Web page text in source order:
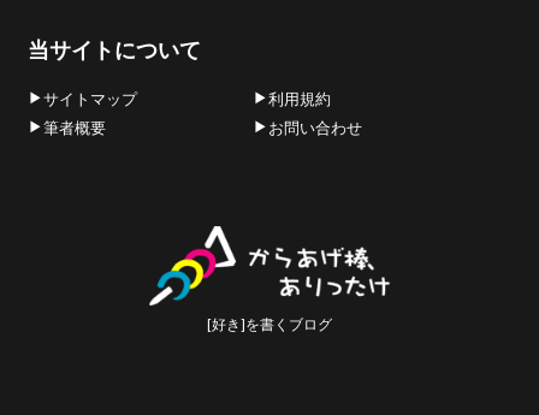
当サイトについて
サイトマップ
利用規約
筆者概要
お問い合わせ
[好き]を書くブログ